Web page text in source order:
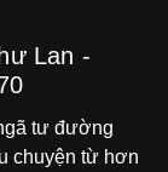
Lan -
tư đường
chuyện từ hơn